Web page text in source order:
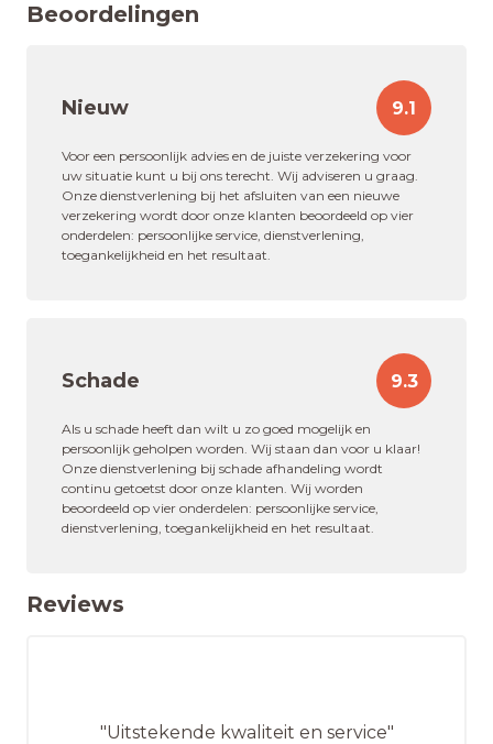
Beoordelingen
Nieuw 9.1
Voor een persoonlijk advies en de juiste verzekering voor
uw situatie kunt u bij ons terecht. Wij adviseren u graag.
Onze dienstverlening bij het afsluiten van een nieuwe
verzekering wordt door onze klanten beoordeeld op vier
onderdelen: persoonlijke service, dienstverlening,
toegankelijkheid en het resultaat.
Schade 9.3
Als u schade heeft dan wilt u zo goed mogelijk en
persoonlijk geholpen worden. Wij staan dan voor u klaar!
Onze dienstverlening bij schade afhandeling wordt
continu getoetst door onze klanten. Wij worden
beoordeeld op vier onderdelen: persoonlijke service,
dienstverlening, toegankelijkheid en het resultaat.
Reviews
"Uitstekende kwaliteit en service"